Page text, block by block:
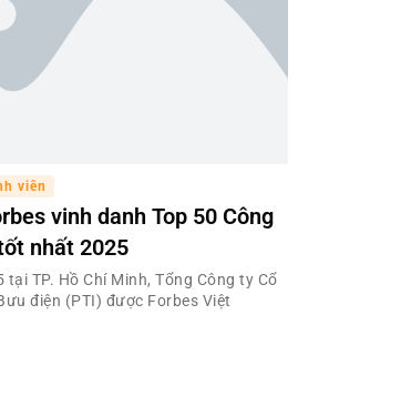
viên
vinh danh Top 50 Công
nhất 2025
TP. Hồ Chí Minh, Tổng Công ty Cổ
điện (PTI) được Forbes Việt